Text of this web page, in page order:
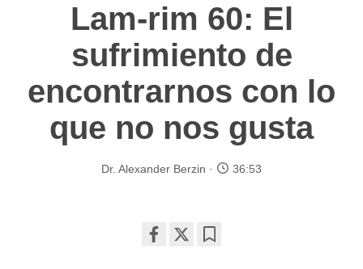
Lam-rim 60: El
sufrimiento de
encontrarnos con lo
que no nos gusta
Dr. Alexander Berzin 36:53